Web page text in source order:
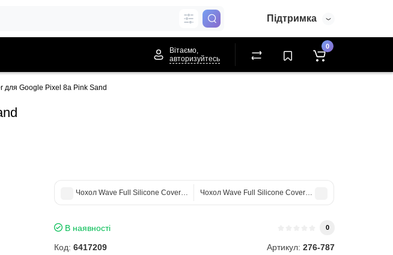
Підтримка
Вітаємо,
авторизуйтесь
0
для Google Pixel 8a Pink Sand
Чохол Wave Full Silicone Cover для Google Pixel 8 Cyprus Green
Чохол Wave Full Silicone Cover для Google Pixel 8a
В наявності 0
Код: 6417209 Артикул: 276-787